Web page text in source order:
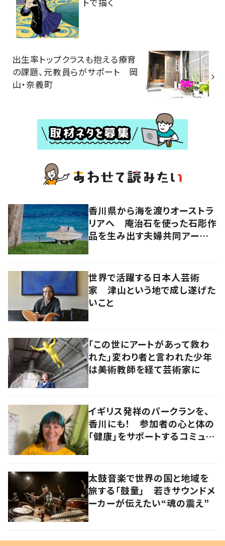
出生率トップクラスも抱える療育
の課題、元教員らがサポート 岡
山・奈義町
香川県から海を渡りオーストラ
リアへ 庵治石を使った石彫作
品を生み出す夫婦共同アーティ
世界で活躍する日本人芸術
家 津山という地で成し遂げた
いこと
「この世にアートがあって救わ
れた」変わり者と言われた少年
は美術教師を経て芸術家に
イギリス発祥のパークランを、
香川にも！ 参加者の心と体の
「健康」をサポートするコミュニ
太鼓音楽で世界の国と地域を
旅する「鼓童」 若きサウンドメ
ーカーが伝えたい“魂の震え”